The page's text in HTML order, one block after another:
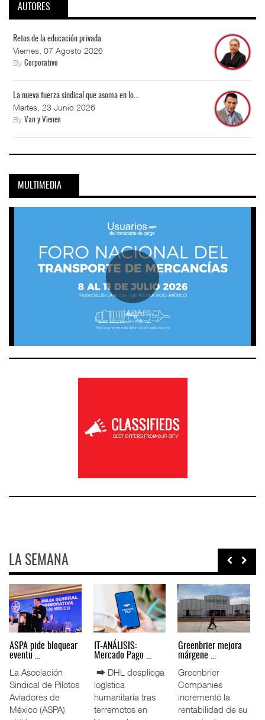
AUTORES
Retos de la educación privada
Viernes, 07 Agosto 2026
By Corporativo
La nueva fuerza sindical que asoma en lo...
Martes, 23 Junio 2026
By Van y Vienen
MULTIMEDIA
LA SEMANA
Miguel Ángel Bres
encabez ...
La Confederación
de Cámaras
Industriales
(CONCAMIN)
IT-ANÁLISIS: Puerto
Lázar ...
⮕ Canal de
Panamá reducirá
nuevamente el
calado de
La ATTRAPI licita
red de ...
La Agencia de
Trenes y
Transporte Público
Integrado